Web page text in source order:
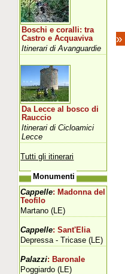
»
Boschi e coralli: tra
Castro e Acquaviva
Itinerari di Avanguardie
Da Lecce al bosco di
Rauccio
Itinerari di Cicloamici
Lecce
Tutti gli itinerari
Monumenti
Cappelle: Madonna del
Teofilo
Martano (LE)
Cappelle: Sant'Elia
Depressa - Tricase (LE)
Palazzi: Baronale
Poggiardo (LE)